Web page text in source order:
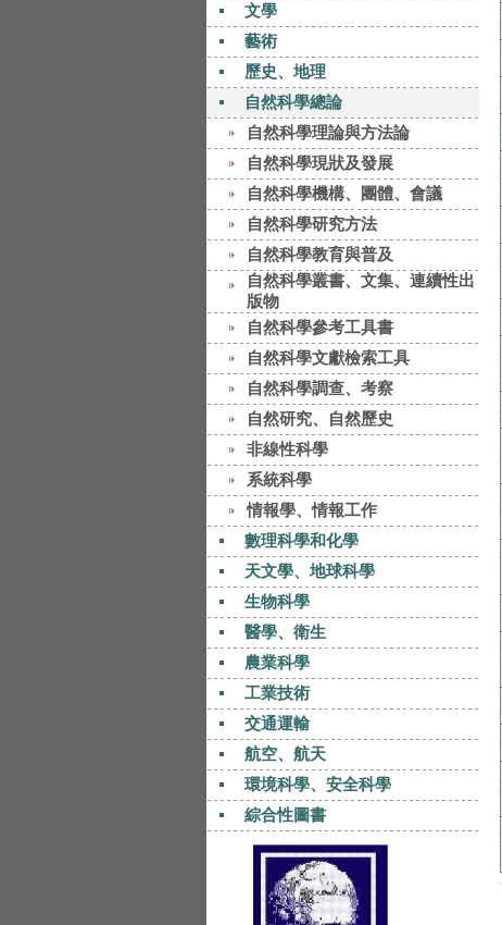
文學
藝術
歷史、地理
自然科學總論
自然科學理論與方法論
自然科學現狀及發展
自然科學機構、團體、會議
自然科學研究方法
自然科學教育與普及
自然科學叢書、文集、連續性出
版物
自然科學參考工具書
自然科學文獻檢索工具
自然科學調查、考察
自然研究、自然歷史
非線性科學
系統科學
情報學、情報工作
數理科學和化學
天文學、地球科學
生物科學
醫學、衛生
農業科學
工業技術
交通運輸
航空、航天
環境科學、安全科學
綜合性圖書